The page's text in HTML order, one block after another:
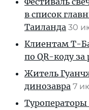
в список
Таиланда 30
Клиентам T-
по QR-коду
Житель
динозавра 7